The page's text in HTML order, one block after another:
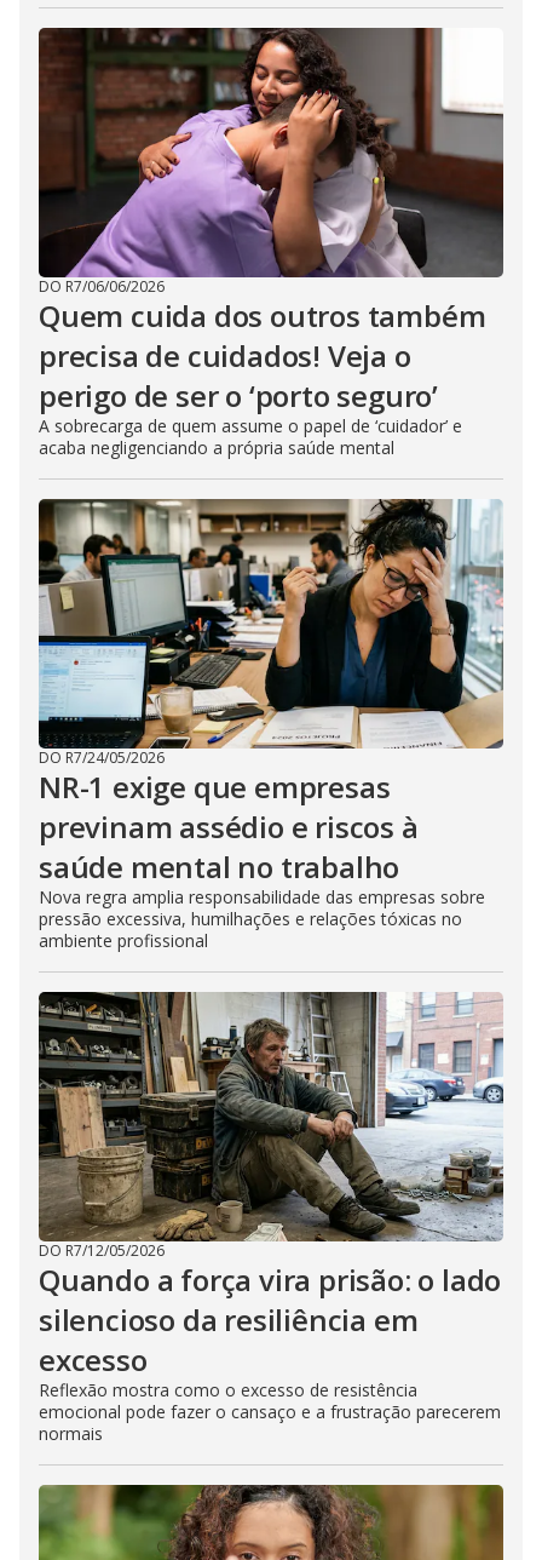
DO R7/06/06/2026
Quem cuida dos outros também
precisa de cuidados! Veja o
perigo de ser o ‘porto seguro’
A sobrecarga de quem assume o papel de ‘cuidador’ e
acaba negligenciando a própria saúde mental
DO R7/24/05/2026
NR-1 exige que empresas
previnam assédio e riscos à
saúde mental no trabalho
Nova regra amplia responsabilidade das empresas sobre
pressão excessiva, humilhações e relações tóxicas no
ambiente profissional
DO R7/12/05/2026
Quando a força vira prisão: o lado
silencioso da resiliência em
excesso
Reflexão mostra como o excesso de resistência
emocional pode fazer o cansaço e a frustração parecerem
normais